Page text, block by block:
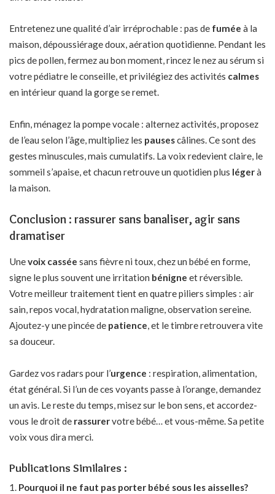
Entretenez une qualité d’air irréprochable : pas de fumée à la
maison, dépoussiérage doux, aération quotidienne. Pendant les
pics de pollen, fermez au bon moment, rincez le nez au sérum si
votre pédiatre le conseille, et privilégiez des activités calmes
en intérieur quand la gorge se remet.
Enfin, ménagez la pompe vocale : alternez activités, proposez
de l’eau selon l’âge, multipliez les pausescâlines. Ce sont des
gestes minuscules, mais cumulatifs. La voix redevient claire, le
sommeil s’apaise, et chacun retrouve un quotidien plus légerà
la maison.
Conclusion : rassurer sans banaliser, agir sans
dramatiser
Unevoix cassée sans fièvre ni toux, chez un bébé en forme,
signe le plus souvent une irritation bénigne et réversible.
Votre meilleur traitement tient en quatre piliers simples : air
sain, repos vocal, hydratation maligne, observation sereine.
Ajoutez-y une pincée de patience, et le timbre retrouvera vite
sa douceur.
Gardez vos radars pour l’urgence : respiration, alimentation,
état général. Si l’un de ces voyants passe à l’orange, demandez
un avis. Le reste du temps, misez sur le bon sens, et accordez-
vous le droit de rassurervotre bébé… et vous-même. Sa petite
voix vous dira merci.
Publications Similaires :
Pourquoi il ne faut pas porter bébé sous les aisselles?